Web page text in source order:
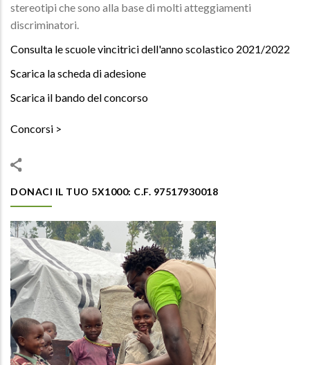
stereotipi che sono alla base di molti atteggiamenti
discriminatori.
Consulta le scuole vincitrici dell'anno scolastico 2021/2022
Scarica la scheda di adesione
Scarica il bando del concorso
Concorsi
DONACI IL TUO 5X1000: C.F. 97517930018